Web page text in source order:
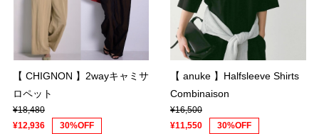
【 CHIGNON 】2wayキャミサ
ロペット
¥18,480
¥12,936
30%OFF
【 anuke 】Halfsleeve Shirts
Combinaison
¥16,500
¥11,550
30%OFF